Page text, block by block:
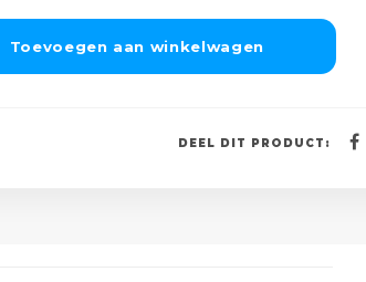
Toevoegen aan winkelwagen
DEEL DIT PRODUCT: